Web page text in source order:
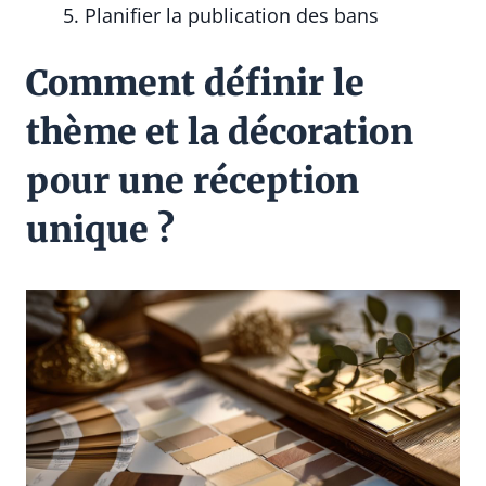
Planifier la publication des bans
Comment définir le
thème et la décoration
pour une réception
unique ?